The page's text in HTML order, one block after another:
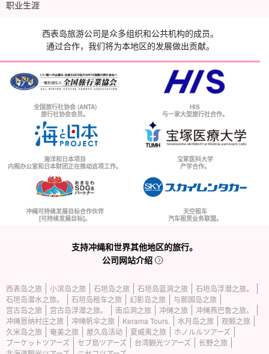
职业生涯
西表岛旅游公司是众多组织和公共机构的成员。
通过合作，我们将为本地区的发展做出贡献。
全国旅行社协会 (ANTA)
旅行社协会会员。
HIS
与一家大型旅行社合作。
海洋和日本项目
内阁办公室和日本财团正在推动这项工作。
宝冢医科大学
产学合作。
冲绳可持续发展目标合作伙伴
[可持续发展目标]。
天空租车
汽车租赁业务联盟。
支持冲绳和世界其他地区的旅行。
公司网站介绍
西表岛之旅 小滨岛之旅 石垣岛之旅 石垣岛蓝洞之旅
石垣岛浮潜之旅。
石垣岛潜水之旅。
石垣岛租车之旅 幻影岛之旅
与那国岛之旅
宫古岛之旅
宫古岛浮潜之旅。 南瓜洞之旅 冲绳之旅
冲绳燕巴鲁之旅。
冲绳恩纳村庄之旅
冲绳帆伞之旅 Kerama Tours. 水月岛之旅
观鲸之旅
久米岛之旅
奄美之旅 屋久岛活动 夏威夷之旅
ホノルルツアーズ
プーケットツアーズ
セブ島ツアーズ 台湾観光ツアーズ
长野之旅